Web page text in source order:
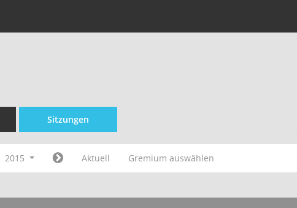
Sitzungen
2015 Aktuell Gremium auswählen